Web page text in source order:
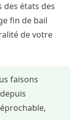
états des
fin de bail
de votre
faisons